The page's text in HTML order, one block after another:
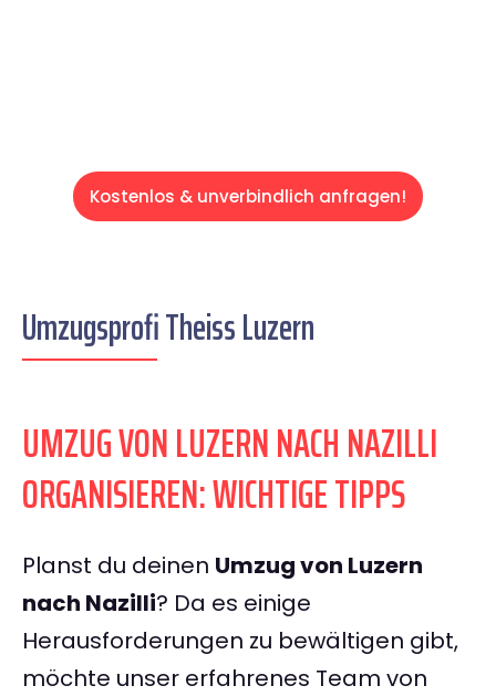
Kostenlos & unverbindlich anfragen!
Umzugsprofi Theiss Luzern
UMZUG VON LUZERN NACH NAZILLI
ORGANISIEREN: WICHTIGE TIPPS
Planst du deinen Umzug von Luzern
nach Nazilli? Da es einige
Herausforderungen zu bewältigen gibt,
möchte unser erfahrenes Team von